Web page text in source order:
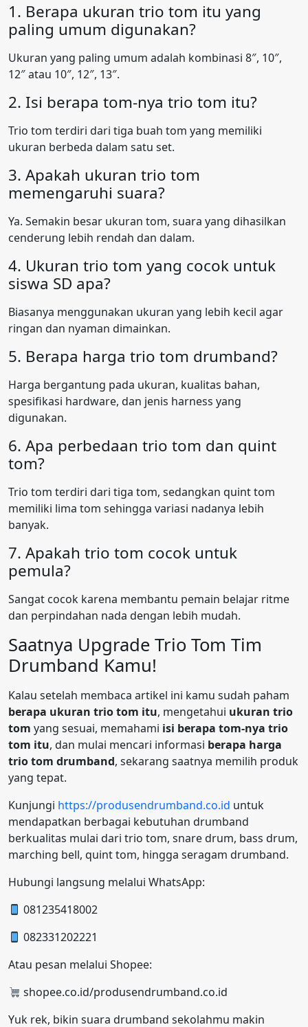
1. Berapa ukuran trio tom itu yang
paling umum digunakan?
Ukuran yang paling umum adalah kombinasi 8″, 10″,
12″ atau 10″, 12″, 13″.
2. Isi berapa tom-nya trio tom itu?
Trio tom terdiri dari tiga buah tom yang memiliki
ukuran berbeda dalam satu set.
3. Apakah ukuran trio tom
memengaruhi suara?
Ya. Semakin besar ukuran tom, suara yang dihasilkan
cenderung lebih rendah dan dalam.
4. Ukuran trio tom yang cocok untuk
siswa SD apa?
Biasanya menggunakan ukuran yang lebih kecil agar
ringan dan nyaman dimainkan.
5. Berapa harga trio tom drumband?
Harga bergantung pada ukuran, kualitas bahan,
spesifikasi hardware, dan jenis harness yang
digunakan.
6. Apa perbedaan trio tom dan quint
tom?
Trio tom terdiri dari tiga tom, sedangkan quint tom
memiliki lima tom sehingga variasi nadanya lebih
banyak.
7. Apakah trio tom cocok untuk
pemula?
Sangat cocok karena membantu pemain belajar ritme
dan perpindahan nada dengan lebih mudah.
Saatnya Upgrade Trio Tom Tim
Drumband Kamu!
Kalau setelah membaca artikel ini kamu sudah paham
berapa ukuran trio tom itu, mengetahui ukuran trio
tom yang sesuai, memahami isi berapa tom-nya trio
tom itu, dan mulai mencari informasi berapa harga
trio tom drumband, sekarang saatnya memilih produk
yang tepat.
Kunjungi https://produsendrumband.co.id untuk
mendapatkan berbagai kebutuhan drumband
berkualitas mulai dari trio tom, snare drum, bass drum,
marching bell, quint tom, hingga seragam drumband.
Hubungi langsung melalui WhatsApp:
081235418002
082331202221
Atau pesan melalui Shopee:
shopee.co.id/produsendrumband.co.id
Yuk rek, bikin suara drumband sekolahmu makin